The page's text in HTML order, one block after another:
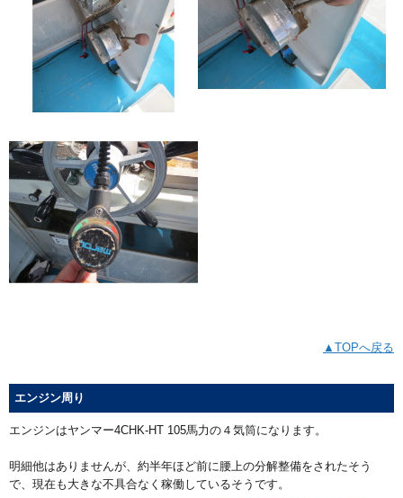
▲TOPへ戻る
エンジン周り
エンジンはヤンマー4CHK-HT 105馬力の４気筒になります。
明細他はありませんが、約半年ほど前に腰上の分解整備をされたそう
で、現在も大きな不具合なく稼働しているそうです。